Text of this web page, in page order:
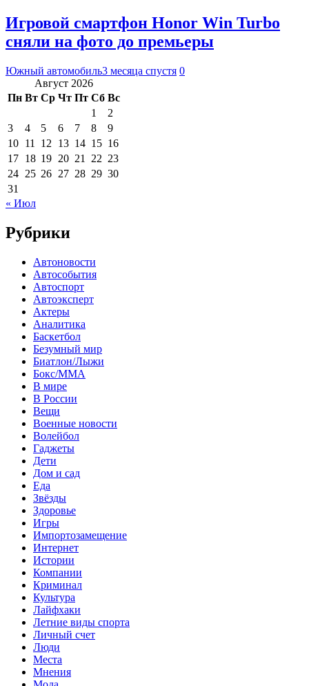
Игровой смартфон Honor Win Turbo
сняли на фото до премьеры
Южный автомобиль3 месяца спустя 0
Август 2026
Пн Вт Ср Чт Пт Сб Вс
1
2
3
4 5 6 7 8
9
10 11 12 13 14 15 16
17 18 19 20 21 22 23
24 25 26 27 28 29 30
31
« Июл
Рубрики
Автоновости
Автособытия
Автоспорт
Автоэксперт
Актеры
Аналитика
Баскетбол
Безумный мир
Биатлон/Лыжи
Бокс/MMA
В мире
В России
Вещи
Военные новости
Волейбол
Гаджеты
Дети
Дом и сад
Еда
Звёзды
Здоровье
Игры
Импортозамещение
Интернет
Истории
Компании
Криминал
Культура
Лайфхаки
Летние виды спорта
Личный счет
Люди
Места
Мнения